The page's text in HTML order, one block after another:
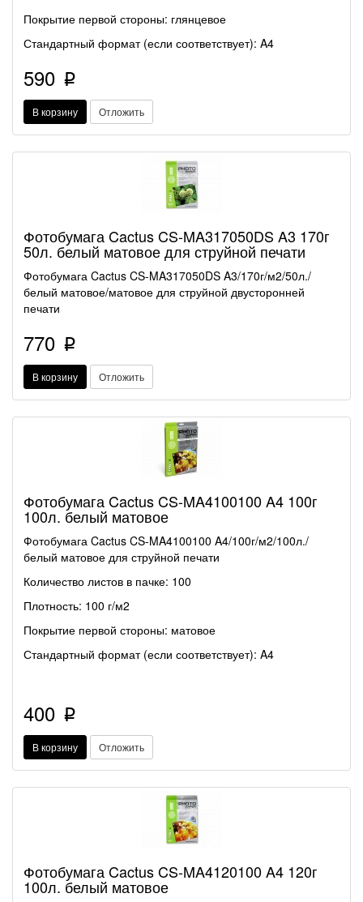
Покрытие первой стороны: глянцевое
Стандартный формат (если соответствует): A4
590 p
В корзину Отложить
Фотобумага Cactus CS-MA317050DS A3 170г
50л. белый матовое для струйной печати
Фотобумага Cactus CS-MA317050DS A3/170г/м2/50л./
белый матовое/матовое для струйной двусторонней
печати
770 p
В корзину Отложить
Фотобумага Cactus CS-MA4100100 A4 100г
100л. белый матовое
Фотобумага Cactus CS-MA4100100 A4/100г/м2/100л./
белый матовое для струйной печати
Количество листов в пачке: 100
Плотность: 100 г/м2
Покрытие первой стороны: матовое
Стандартный формат (если соответствует): A4
400 p
В корзину Отложить
Фотобумага Cactus CS-MA4120100 A4 120г
100л. белый матовое